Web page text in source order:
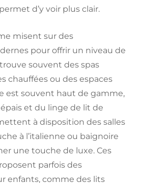
d’y voir plus clair.
misent sur des
pour offrir un niveau de
souvent des spas
chauffées ou des espaces
est souvent haut de gamme,
et du linge de lit de
à disposition des salles
à l’italienne ou baignoire
une touche de luxe. Ces
parfois des
enfants, comme des lits